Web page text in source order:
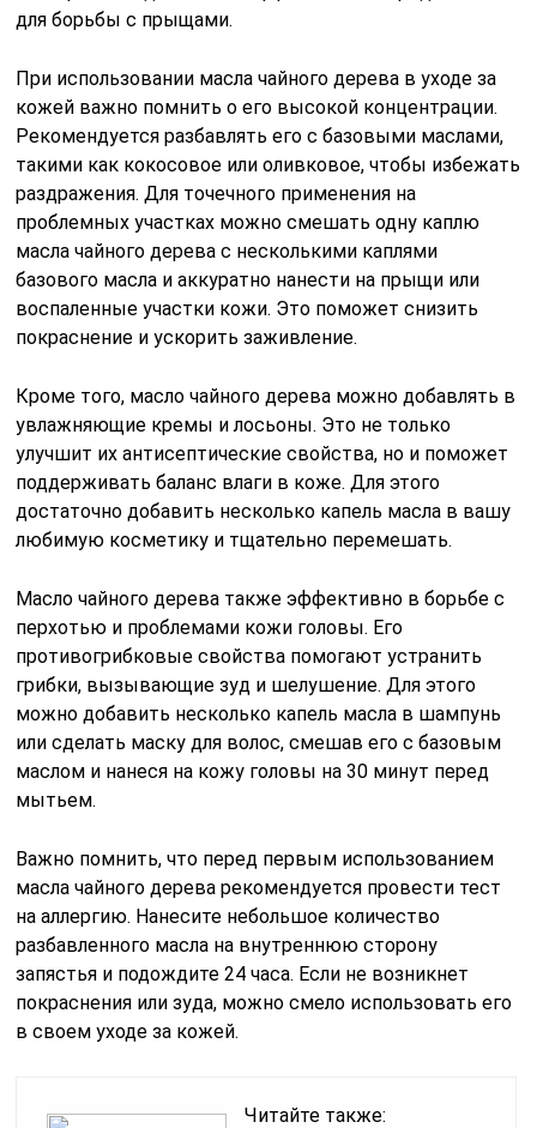
для борьбы с прыщами.
При использовании масла чайного дерева в уходе за
кожей важно помнить о его высокой концентрации.
Рекомендуется разбавлять его с базовыми маслами,
такими как кокосовое или оливковое, чтобы избежать
раздражения. Для точечного применения на
проблемных участках можно смешать одну каплю
масла чайного дерева с несколькими каплями
базового масла и аккуратно нанести на прыщи или
воспаленные участки кожи. Это поможет снизить
покраснение и ускорить заживление.
Кроме того, масло чайного дерева можно добавлять в
увлажняющие кремы и лосьоны. Это не только
улучшит их антисептические свойства, но и поможет
поддерживать баланс влаги в коже. Для этого
достаточно добавить несколько капель масла в вашу
любимую косметику и тщательно перемешать.
Масло чайного дерева также эффективно в борьбе с
перхотью и проблемами кожи головы. Его
противогрибковые свойства помогают устранить
грибки, вызывающие зуд и шелушение. Для этого
можно добавить несколько капель масла в шампунь
или сделать маску для волос, смешав его с базовым
маслом и нанеся на кожу головы на 30 минут перед
мытьем.
Важно помнить, что перед первым использованием
масла чайного дерева рекомендуется провести тест
на аллергию. Нанесите небольшое количество
разбавленного масла на внутреннюю сторону
запястья и подождите 24 часа. Если не возникнет
покраснения или зуда, можно смело использовать его
в своем уходе за кожей.
Читайте также: